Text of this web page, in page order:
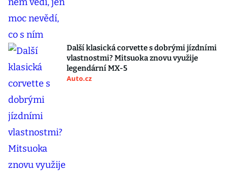
Další klasická corvette s dobrými jízdními
vlastnostmi? Mitsuoka znovu využije
legendární MX-5
Auto.cz